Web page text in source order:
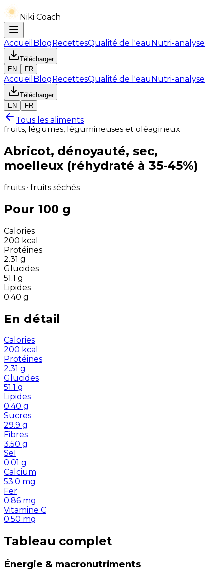
Niki Coach
Accueil BlogRecettesQualité de l'eauNutri-analyse
Télécharger
EN
FR
Accueil BlogRecettesQualité de l'eauNutri-analyse
Télécharger
EN
FR
Tous les aliments
fruits, légumes, légumineuses et oléagineux
Abricot, dénoyauté, sec,
moelleux (réhydraté à 35-45%)
fruits · fruits séchés
Pour 100 g
Calories
200 kcal
Protéines
2.31 g
Glucides
51.1 g
Lipides
0.40 g
En détail
Calories
200 kcal
Protéines
2.31 g
Glucides
51.1 g
Lipides
0.40 g
Sucres
29.9 g
Fibres
3.50 g
Sel
0.01 g
Calcium
53.0 mg
Fer
0.86 mg
Vitamine C
0.50 mg
Tableau complet
Énergie & macronutriments